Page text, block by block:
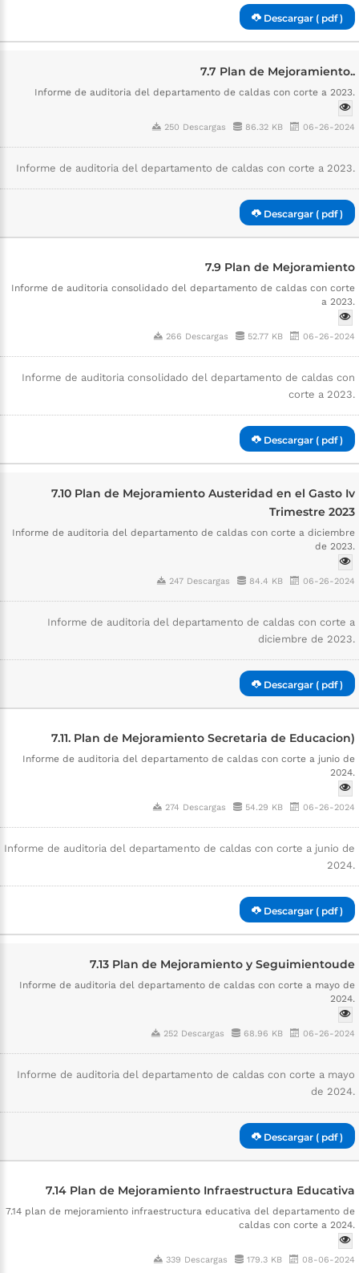
Descargar ( pdf )
7.7 Plan de Mejoramiento..
Informe de auditoria del departamento de caldas con corte a 2023.
250 Descargas 86.32 KB 06-26-2024
Informe de auditoria del departamento de caldas con corte a 2023.
Descargar ( pdf )
7.9 Plan de Mejoramiento
Informe de auditoria consolidado del departamento de caldas con corte
a 2023.
266 Descargas 52.77 KB 06-26-2024
Informe de auditoria consolidado del departamento de caldas con
corte a 2023.
Descargar ( pdf )
7.10 Plan de Mejoramiento Austeridad en el Gasto Iv
Trimestre 2023
Informe de auditoria del departamento de caldas con corte a diciembre
de 2023.
247 Descargas 84.4 KB 06-26-2024
Informe de auditoria del departamento de caldas con corte a
diciembre de 2023.
Descargar ( pdf )
7.11. Plan de Mejoramiento Secretaria de Educacion)
Informe de auditoria del departamento de caldas con corte a junio de
2024.
274 Descargas 54.29 KB 06-26-2024
Informe de auditoria del departamento de caldas con corte a junio de
2024.
Descargar ( pdf )
7.13 Plan de Mejoramiento y Seguimientoude
Informe de auditoria del departamento de caldas con corte a mayo de
2024.
252 Descargas 68.96 KB 06-26-2024
Informe de auditoria del departamento de caldas con corte a mayo
de 2024.
Descargar ( pdf )
7.14 Plan de Mejoramiento Infraestructura Educativa
7.14 plan de mejoramiento infraestructura educativa del departamento de
caldas con corte a 2024.
339 Descargas 179.3 KB 08-06-2024